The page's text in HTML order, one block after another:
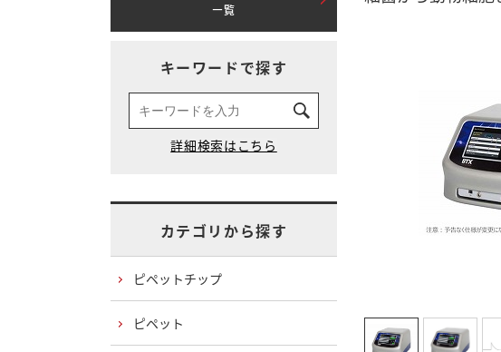
一覧
キーワードで探す
カテゴリから探す
ピペットチップ
ピペット